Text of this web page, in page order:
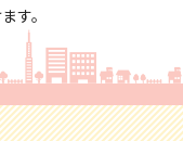
す。